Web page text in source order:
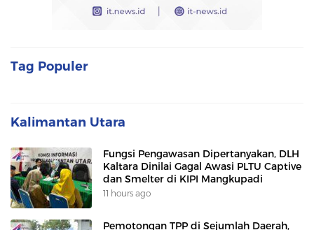
Tag Populer
Kalimantan Utara
Fungsi Pengawasan Dipertanyakan, DLH
Kaltara Dinilai Gagal Awasi PLTU Captive
dan Smelter di KIPI Mangkupadi
11 hours ago
Pemotongan TPP di Sejumlah Daerah,